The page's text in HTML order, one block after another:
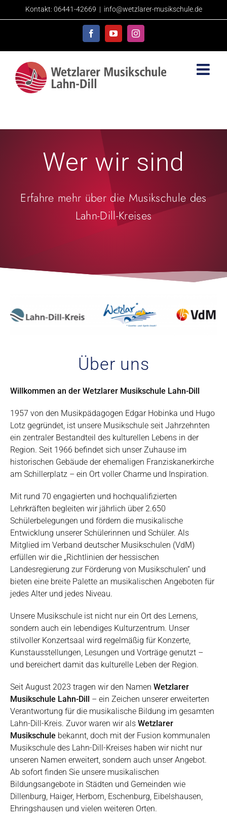
to
Kontakt: 06441-42669 | info@wetzlarer-musikschule.de
FacebookYouTubeInstagram
Wer wir sind
Erfahre mehr über die Musikschule des
Lahn-Dill-Kreises
Über uns
Willkommen an der Wetzlarer Musikschule Lahn-Dill
1957 von den Musikpädagogen Edgar Hobinka und Hugo
Lotz gegründet, ist unsere Musikschule seit Jahrzehnten
ein zentraler Bestandteil des kulturellen Lebens in der
Region. Seit 1966 befindet sich unser Zuhause im
historischen Gebäude der ehemaligen Franziskanerkirche
am Schillerplatz – ein Ort voller Charme und Inspiration.
Mit rund 70 engagierten und hochqualifizierten
Lehrkräften begleiten wir jährlich über 2.650
Schülerbelegungen und fördern die musikalische
Entwicklung unserer Schülerinnen und Schüler. Als
Mitglied im Verband deutscher Musikschulen (VdM)
erfüllen wir die „Richtlinien der hessischen
Landesregierung zur Förderung von Musikschulen“ und
bieten eine breite Palette an musikalischen Angeboten für
jedes Alter und jedes Niveau.
Unsere Musikschule ist nicht nur ein Ort des Lernens,
sondern auch ein lebendiges Kulturzentrum. Unser
stilvoller Konzertsaal wird regelmäßig für Konzerte,
Kunstausstellungen, Lesungen und Vorträge genutzt –
und bereichert damit das kulturelle Leben der Region.
Seit August 2023 tragen wir den NamenWetzlarer
Musikschule Lahn-Dill
– ein Zeichen unserer erweiterten
Verantwortung für die musikalische Bildung im gesamten
Lahn-Dill-Kreis. Zuvor waren wir alsWetzlarer
Musikschule bekannt, doch mit der Fusion kommunalen
Musikschule des Lahn-Dill-Kreises haben wir nicht nur
unseren Namen erweitert, sondern auch unser Angebot.
Ab sofort finden Sie unsere musikalischen
Bildungsangebote in Städten und Gemeinden wie
Dillenburg, Haiger, Herborn, Eschenburg, Eibelshausen,
Ehringshausen und vielen weiteren Orten.